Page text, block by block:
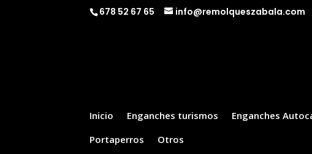
678 52 67 65 info@remolqueszabala.com
Inicio Enganches turismos Enganches
Portaperros
Otros